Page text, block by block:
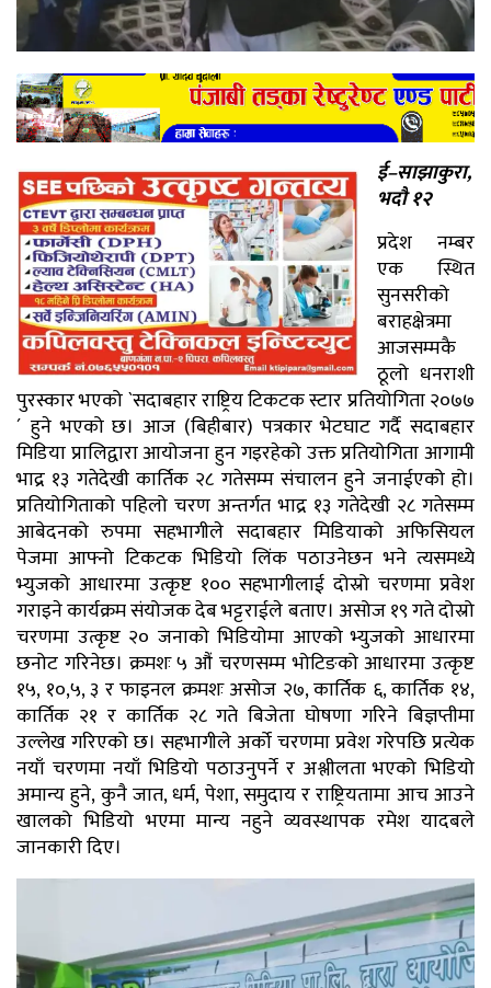
ई–साझाकुरा,
भदौ १२
प्रदेश नम्बर
एक स्थित
सुनसरीको
बराहक्षेत्रमा
आजसम्मकै
ठूलो धनराशी
पुरस्कार भएको `सदाबहार राष्ट्रिय टिकटक स्टार प्रतियोगिता २०७७
´ हुने भएको छ। आज (बिहीबार) पत्रकार भेटघाट गर्दै सदाबहार
मिडिया प्रालिद्वारा आयोजना हुन गइरहेको उक्त प्रतियोगिता आगामी
भाद्र १३ गतेदेखी कार्तिक २८ गतेसम्म संचालन हुने जनाईएको हो।
प्रतियोगिताको पहिलो चरण अन्तर्गत भाद्र १३ गतेदेखी २८ गतेसम्म
आबेदनको रुपमा सहभागीले सदाबहार मिडियाको अफिसियल
पेजमा आफ्नो टिकटक भिडियो लिंक पठाउनेछन भने त्यसमध्ये
भ्युजको आधारमा उत्कृष्ट १०० सहभागीलाई दोस्रो चरणमा प्रवेश
गराइने कार्यक्रम संयोजक देब भट्टराईले बताए। असोज १९ गते दोस्रो
चरणमा उत्कृष्ट २० जनाको भिडियोमा आएको भ्युजको आधारमा
छनोट गरिनेछ। क्रमशः ५ औं चरणसम्म भोटिङको आधारमा उत्कृष्ट
१५, १०,५, ३ र फाइनल क्रमशः असोज २७, कार्तिक ६, कार्तिक १४,
कार्तिक २१ र कार्तिक २८ गते बिजेता घोषणा गरिने बिज्ञप्तीमा
उल्लेख गरिएको छ। सहभागीले अर्को चरणमा प्रवेश गरेपछि प्रत्येक
नयाँ चरणमा नयाँ भिडियो पठाउनुपर्ने र अश्लीलता भएको भिडियो
अमान्य हुने, कुनै जात, धर्म, पेशा, समुदाय र राष्ट्रियतामा आच आउने
खालको भिडियो भएमा मान्य नहुने व्यवस्थापक रमेश यादबले
जानकारी दिए।